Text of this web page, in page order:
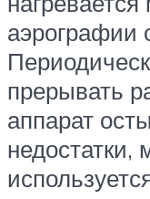
аэрографии
прерывать
аппарат
недостатки,